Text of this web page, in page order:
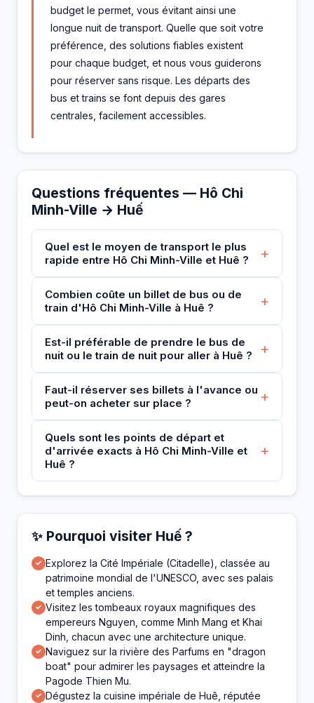
budget le permet, vous évitant ainsi une
longue nuit de transport. Quelle que soit votre
préférence, des solutions fiables existent
pour chaque budget, et nous vous guiderons
pour réserver sans risque. Les départs des
bus et trains se font depuis des gares
centrales, facilement accessibles.
Questions fréquentes — Hô Chi
Minh-Ville → Huế
Quel est le moyen de transport le plus
rapide entre Hô Chi Minh-Ville et Huê ?
+
Combien coûte un billet de bus ou de
train d'Hô Chi Minh-Ville à Huê ?
+
Est-il préférable de prendre le bus de
nuit ou le train de nuit pour aller à Huê ?
+
Faut-il réserver ses billets à l'avance ou
peut-on acheter sur place ?
+
Quels sont les points de départ et
d'arrivée exacts à Hô Chi Minh-Ville et
Huê ?
+
✨ Pourquoi visiter Huế ?
✓ Explorez la Cité Impériale (Citadelle), classée au
patrimoine mondial de l'UNESCO, avec ses palais
et temples anciens.
✓ Visitez les tombeaux royaux magnifiques des
empereurs Nguyen, comme Minh Mang et Khai
Dinh, chacun avec une architecture unique.
✓ Naviguez sur la rivière des Parfums en "dragon
boat" pour admirer les paysages et atteindre la
Pagode Thien Mu.
✓ Dégustez la cuisine impériale de Huê, réputée